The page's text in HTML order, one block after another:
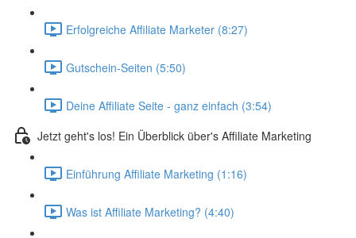
Erfolgreiche Affiliate Marketer (8:27)
Gutschein-Seiten (5:50)
Deine Affiliate Seite - ganz einfach (3:54)
Jetzt geht's los! Ein Überblick über's Affiliate Marketing
Einführung Affiliate Marketing (1:16)
Was ist Affiliate Marketing? (4:40)